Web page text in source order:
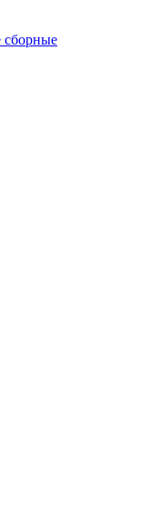
сборные